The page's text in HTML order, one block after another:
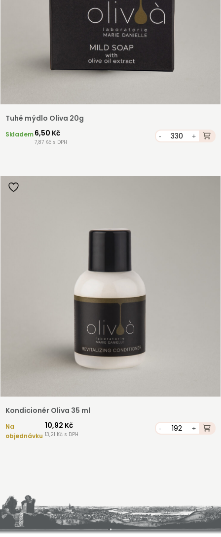
Tuhé mýdlo Oliva 20g
Skladem6,50 Kč
7,87 Kč s DPH
- +
Kondicionér Oliva 35 ml
Na
objednávku
10,92 Kč
13,21 Kč s DPH
- +